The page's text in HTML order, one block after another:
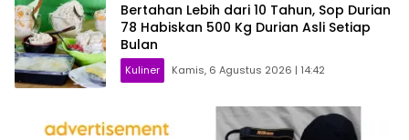
Bertahan Lebih dari 10 Tahun, Sop Durian
78 Habiskan 500 Kg Durian Asli Setiap
Bulan
Kuliner Kamis, 6 Agustus 2026 | 14:42